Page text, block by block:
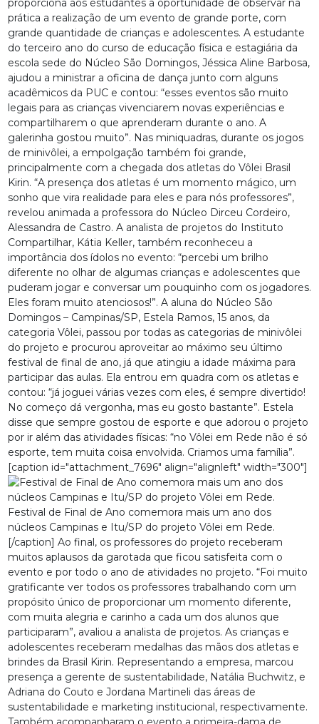
proporciona aos estudantes a oportunidade de observar na
prática a realização de um evento de grande porte, com
grande quantidade de crianças e adolescentes. A estudante
do terceiro ano do curso de educação física e estagiária da
escola sede do Núcleo São Domingos, Jéssica Aline Barbosa,
ajudou a ministrar a oficina de dança junto com alguns
acadêmicos da PUC e contou: “esses eventos são muito
legais para as crianças vivenciarem novas experiências e
compartilharem o que aprenderam durante o ano. A
galerinha gostou muito”. Nas miniquadras, durante os jogos
de minivôlei, a empolgação também foi grande,
principalmente com a chegada dos atletas do Vôlei Brasil
Kirin. “A presença dos atletas é um momento mágico, um
sonho que vira realidade para eles e para nós professores”,
revelou animada a professora do Núcleo Dirceu Cordeiro,
Alessandra de Castro. A analista de projetos do Instituto
Compartilhar, Kátia Keller, também reconheceu a
importância dos ídolos no evento: “percebi um brilho
diferente no olhar de algumas crianças e adolescentes que
puderam jogar e conversar um pouquinho com os jogadores.
Eles foram muito atenciosos!”. A aluna do Núcleo São
Domingos – Campinas/SP, Estela Ramos, 15 anos, da
categoria Vôlei, passou por todas as categorias de minivôlei
do projeto e procurou aproveitar ao máximo seu último
festival de final de ano, já que atingiu a idade máxima para
participar das aulas. Ela entrou em quadra com os atletas e
contou: “já joguei várias vezes com eles, é sempre divertido!
No começo dá vergonha, mas eu gosto bastante”. Estela
disse que sempre gostou de esporte e que adorou o projeto
por ir além das atividades físicas: “no Vôlei em Rede não é só
esporte, tem muita coisa envolvida. Criamos uma família”.
[caption id="attachment_7696" align="alignleft" width="300"]
Festival de Final de Ano comemora mais um ano dos
núcleos Campinas e Itu/SP do projeto Vôlei em Rede.
[/caption] Ao final, os professores do projeto receberam
muitos aplausos da garotada que ficou satisfeita com o
evento e por todo o ano de atividades no projeto. “Foi muito
gratificante ver todos os professores trabalhando com um
propósito único de proporcionar um momento diferente,
com muita alegria e carinho a cada um dos alunos que
participaram”, avaliou a analista de projetos. As crianças e
adolescentes receberam medalhas das mãos dos atletas e
brindes da Brasil Kirin. Representando a empresa, marcou
presença a gerente de sustentabilidade, Natália Buchwitz, e
Adriana do Couto e Jordana Martineli das áreas de
sustentabilidade e marketing institucional, respectivamente.